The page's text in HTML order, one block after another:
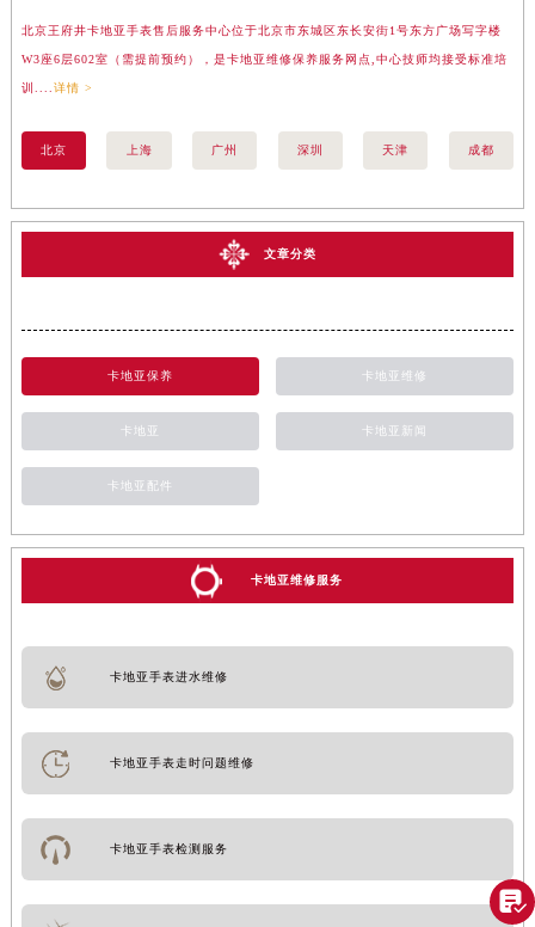
北京王府井卡地亚手表售后服务中心位于北京市东城区东长安街1号东方广场写字楼
W3座6层602室（需提前预约），是卡地亚维修保养服务网点,中心技师均接受标准培
训.... 详情 >
北京 上海 广州 深圳 天津 成都
文章分类
卡地亚保养 卡地亚维修
卡地亚 卡地亚新闻
卡地亚配件
卡地亚维修服务
卡地亚手表进水维修
卡地亚手表走时问题维修
卡地亚手表检测服务
